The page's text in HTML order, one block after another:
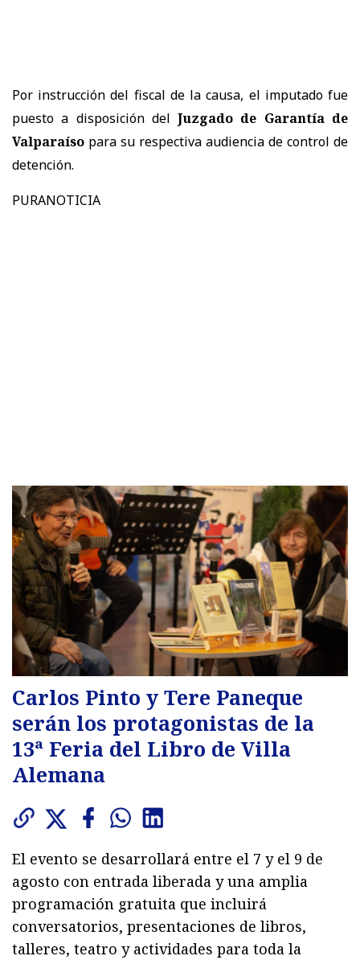
Por instrucción del fiscal de la causa, el imputado fue
puesto a disposición delJuzgado de Garantía de
Valparaíso para su respectiva audiencia de control de
detención.
PURANOTICIA
Carlos Pinto y Tere Paneque
serán los protagonistas de la
13ª Feria del Libro de Villa
Alemana
El evento se desarrollará entre el 7 y el 9 de
agosto con entrada liberada y una amplia
programación gratuita que incluirá
conversatorios, presentaciones de libros,
talleres, teatro y actividades para toda la